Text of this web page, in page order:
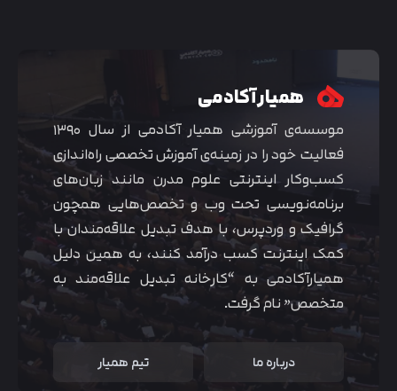
همیار آکادمی
موسسه‌ی آموزشی همیار آکادمی از سال ۱۳۹۰
فعالیت خود را در زمینه‌ی آموزش تخصصی راه‌اندازی
کسب‌و‌کار اینترنتی علوم مدرن مانند زبان‌های
برنامه‌نویسی تحت وب و تخصص‌هایی همچون
گرافیک و وردپرس، با هدف تبدیل علاقه‌مندان با
کمک اینترنت کسب درآمد کنند، به همین دلیل
همیارآکادمی به “کارخانه تبدیل علاقه‌مند به
متخصص” نام گرفت.
درباره ما تیم همیار
متوجه شدم